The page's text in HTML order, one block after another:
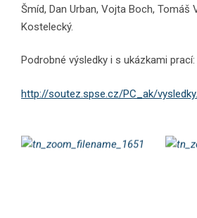
Šmíd, Dan Urban, Vojta Boch, Tomáš
Kostelecký.
Podrobné výsledky i s ukázkami prací:
http://soutez.spse.cz/PC_ak/